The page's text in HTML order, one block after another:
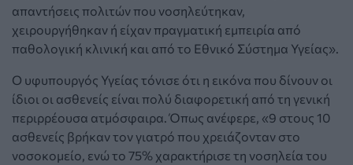
απαντήσεις πολιτών που νοσηλεύτηκαν,
χειρουργήθηκαν ή είχαν πραγματική εμπειρία από
παθολογική κλινική και από το Εθνικό Σύστημα Υγείας».
Ο υφυπουργός Υγείας τόνισε ότι η εικόνα που δίνουν οι
ίδιοι οι ασθενείς είναι πολύ διαφορετική από τη γενική
περιρρέουσα ατμόσφαιρα. Όπως ανέφερε, «9 στους 10
ασθενείς βρήκαν τον γιατρό που χρειάζονταν στο
νοσοκομείο, ενώ το 75% χαρακτήρισε τη νοσηλεία του